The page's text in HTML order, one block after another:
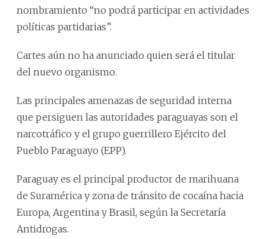
nombramiento “no podrá participar en actividades
políticas partidarias”.
Cartes aún no ha anunciado quien será el titular
del nuevo organismo.
Las principales amenazas de seguridad interna
que persiguen las autoridades paraguayas son el
narcotráfico y el grupo guerrillero Ejército del
Pueblo Paraguayo (EPP).
Paraguay es el principal productor de marihuana
de Suramérica y zona de tránsito de cocaína hacia
Europa, Argentina y Brasil, según la Secretaría
Antidrogas.